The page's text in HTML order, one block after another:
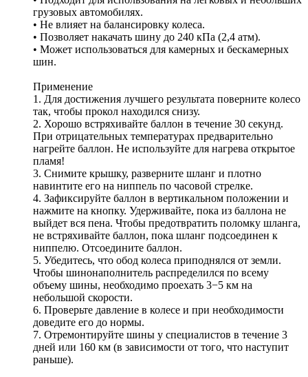
грузовых автомобилях.
• Не влияет на балансировку колеса.
• Позволяет накачать шину до 240 кПа (2,4 атм).
• Может использоваться для камерных и бескамерных
шин.
Применение
1. Для достижения лучшего результата поверните колесо
так, чтобы прокол находился снизу.
2. Хорошо встряхивайте баллон в течение 30 секунд.
При отрицательных температурах предварительно
нагрейте баллон. Не используйте для нагрева открытое
пламя!
3. Снимите крышку, разверните шланг и плотно
навинтите его на ниппель по часовой стрелке.
4. Зафиксируйте баллон в вертикальном положении и
нажмите на кнопку. Удерживайте, пока из баллона не
выйдет вся пена. Чтобы предотвратить поломку шланга,
не встряхивайте баллон, пока шланг подсоединен к
ниппелю. Отсоедините баллон.
5. Убедитесь, что обод колеса приподнялся от земли.
Чтобы шинонаполнитель распределился по всему
объему шины, необходимо проехать 3−5 км на
небольшой скорости.
6. Проверьте давление в колесе и при необходимости
доведите его до нормы.
7. Отремонтируйте шины у специалистов в течение 3
дней или 160 км (в зависимости от того, что наступит
раньше).